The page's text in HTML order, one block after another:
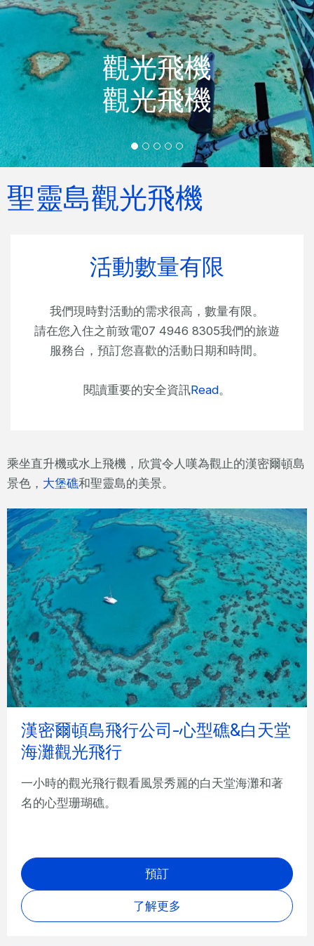
觀光飛機
觀光飛機
聖靈島觀光飛機
活動數量有限
我們現時對活動的需求很高，數量有限。
請在您入住之前致電07 4946 8305我們的旅遊
服務台，預訂您喜歡的活動日期和時間。
閱讀重要的安全資訊Read。
乘坐直升機或水上飛機，欣賞令人嘆為觀止的漢密爾頓島
景色， 大堡礁和聖靈島的美景​​。
漢密爾頓島飛行公司-心型礁&白天堂
海灘觀光飛行
一小時的觀光飛行觀看風景秀麗的白天堂海灘和著
名的心型珊瑚礁。
預訂
了解更多